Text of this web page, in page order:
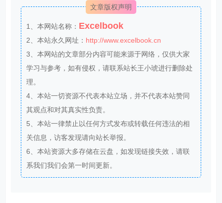
文章版权声明
1、本网站名称： Excelbook
2、本站永久网址： http://www.excelbook.cn
3、本网站的文章部分内容可能来源于网络，仅供大家
学习与参考，如有侵权，请联系站长王小琥进行删除处
理。
4、本站一切资源不代表本站立场，并不代表本站赞同
其观点和对其真实性负责。
5、本站一律禁止以任何方式发布或转载任何违法的相
关信息，访客发现请向站长举报。
6、本站资源大多存储在云盘，如发现链接失效，请联
系我们我们会第一时间更新。